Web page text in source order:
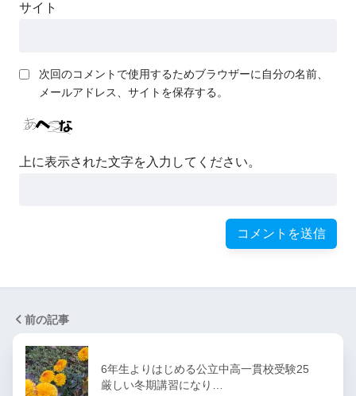
サイト
次回のコメントで使用するためブラウザーに自分の名前、
メールアドレス、サイトを保存する。
上に表示された文字を入力してください。
前の記事
6年生よりはじめる公立中高一貫校受験25
厳しい冬期講習になり…